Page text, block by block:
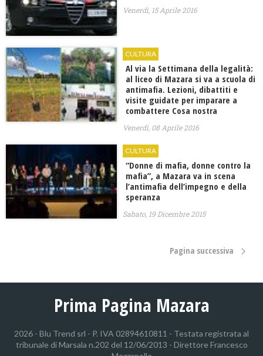
Venerdì, 15 Aprile 2016
CULTURA
Al via la Settimana della legalità:
al liceo di Mazara si va a scuola di
antimafia. Lezioni, dibattiti e
visite guidate per imparare a
combattere Cosa nostra
Venerdì, 08 Aprile 2016
CULTURA
“Donne di mafia, donne contro la
mafia”, a Mazara va in scena
l’antimafia dell’impegno e della
speranza
Sabato, 19 Dicembre 2015
Pagina successiva
Prima Pagina Mazara
2026 - Blu Trend srl - P. IVA 02894610811 - Testata registrata al
tribunale di Marsala n.202 del 12/06/2013 - Direttore Francesco